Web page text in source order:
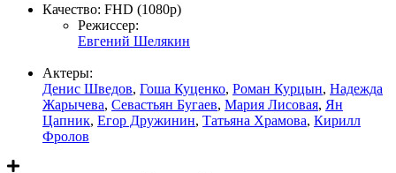
Качество: FHD (1080p)
Режиссер:
Евгений Шелякин
Актеры:
Денис Шведов, Гоша Куценко, Роман Курцын, Надежда
Жарычева, Севастьян Бугаев, Мария Лисовая, Ян
Цапник, Егор Дружинин, Татьяна Храмова, Кирилл
Фролов